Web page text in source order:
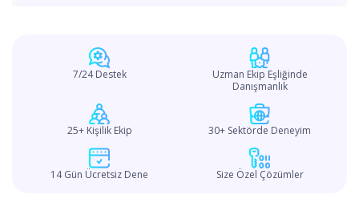
7/24 Destek
Uzman Ekip Eşliğinde
Danışmanlık
25+ Kişilik Ekip 30+ Sektörde Deneyim
14 Gün Ücretsiz Dene Size Özel Çözümler